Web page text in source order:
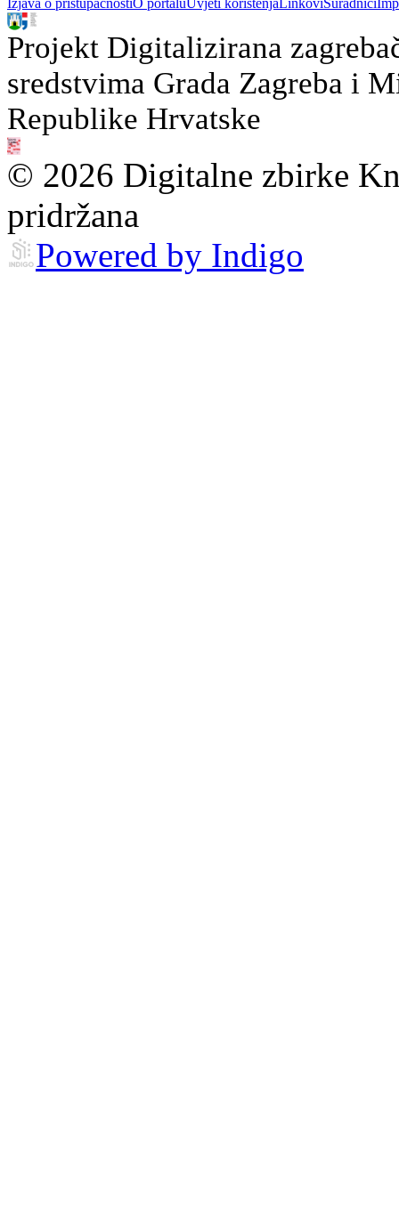
Izjava o pristupačnostiO portaluUvjeti korištenjaLinkoviSuradnici
Projekt Digitalizirana
sredstvima Grada Zagreba i
Republike Hrvatske
© 2026 Digitalne zbirke
pridržana
Powered by Indigo